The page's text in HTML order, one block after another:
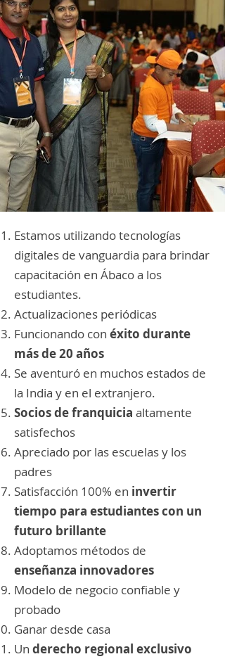
Estamos utilizando tecnologías
digitales de vanguardia para brindar
capacitación en Ábaco a los
estudiantes.
Actualizaciones periódicas
Funcionando con éxito durante
más de 20 años
Se aventuró en muchos estados de
la India y en el extranjero.
Socios de franquicia altamente
satisfechos
Apreciado por las escuelas y los
padres
Satisfacción 100% en invertir
tiempo para estudiantes con un
futuro brillante
Adoptamos métodos de
enseñanza innovadores
Modelo de negocio confiable y
probado
Ganar desde casa
Un derecho regional exclusivo